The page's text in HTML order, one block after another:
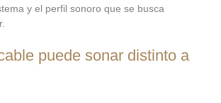
y el perfil sonoro que se busca
puede sonar distinto a